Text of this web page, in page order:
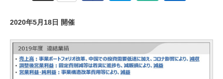
2020年5月18日 開催